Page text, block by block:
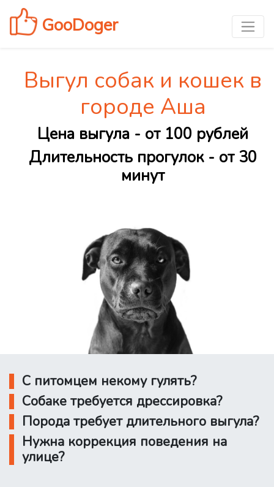
GooDoger
Выгул собак и кошек в
городе Аша
Цена выгула - от 100 рублей
Длительность прогулок - от 30
минут
С питомцем некому гулять?
Собаке требуется дрессировка?
Порода требует длительного выгула?
Нужна коррекция поведения на
улице?